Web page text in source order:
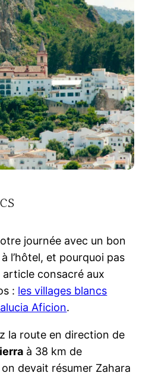
journée avec un bon
l’hôtel, et pourquoi pas
consacré aux
: les villages blancs
Aficion.
la route en direction de
à 38 km de
devait résumer Zahara